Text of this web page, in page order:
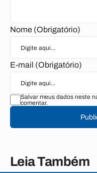
Nome (Obrigatório)
E-mail (Obrigatório)
Salvar meus dados neste
comentar.
Leia Também